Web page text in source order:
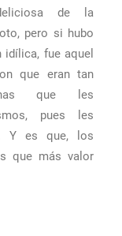
de la
pero si hubo
fue aquel
que eran tan
que les
pues les
Y es que, los
que más valor